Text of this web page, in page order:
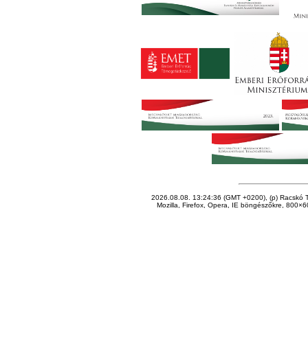
2026.08.08. 13:24:36 (GMT +0200), (p) Racskó
Mozilla, Firefox, Opera, IE böngészőkre,